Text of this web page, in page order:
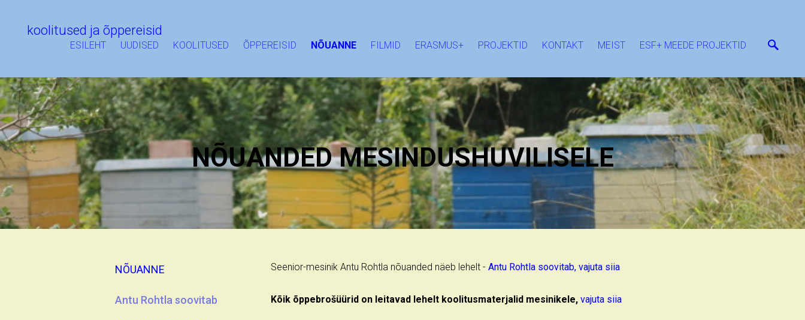
koolitused ja õppereisid
ESILEHT UUDISED KOOLITUSED ÕPPEREISID NÕUANNE FILMID ERASMUS+ PROJEKTID KONTAKT MEIST ESF+ MEEDE PROJEKTID
NÕUANDED MESINDUSHUVILISELE
NÕUANNE
Antu Rohtla soovitab
Seenior-mesinik Antu Rohtla nõuanded näeb lehelt - Antu Rohtla soovitab, vajuta siia
Kõik õppebrošüürid on leitavad lehelt koolitusmaterjalid mesinikele, vajuta siia